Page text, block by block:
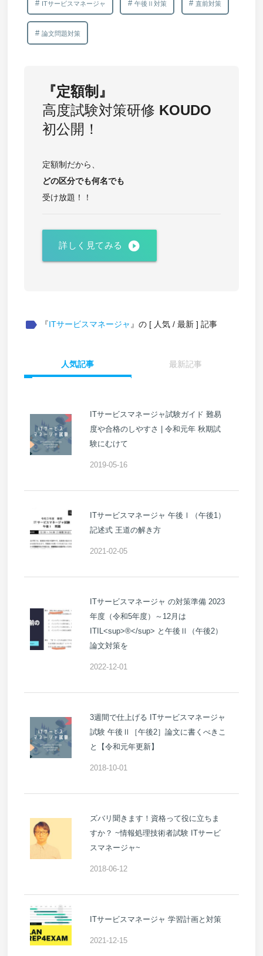
ITサービスマネージャ 午後Ⅱ対策 直前対策
論文問題対策
『定額制』
高度試験対策研修 KOUDO
初公開！
定額制だから、
どの区分でも何名でも
受け放題！！
詳しく見てみる play_circle_filled
label 『ITサービスマネージャ 』の [ 人気 / 最新 ] 記事
人気記事 最新記事
ITサービスマネージャ試験ガイド 難易
度や合格のしやすさ | 令和元年 秋期試
験にむけて
2019-05-16
ITサービスマネージャ 午後Ⅰ（午後1）
記述式 王道の解き方
2021-02-05
ITサービスマネージャ の対策準備 2023
年度（令和5年度）～12月は
ITIL<sup>®</sup> と午後Ⅱ（午後2）
論文対策を
2022-12-01
3週間で仕上げる ITサービスマネージャ
試験 午後Ⅱ［午後2］論文に書くべきこ
と【令和元年更新】
2018-10-01
ズバリ聞きます！資格って役に立ちま
すか？ ~情報処理技術者試験 ITサービ
スマネージャ~
2018-06-12
ITサービスマネージャ 学習計画と対策
2021-12-15